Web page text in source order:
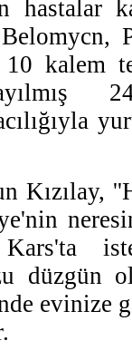
hastalar
kalem
Kızılay,
düzgün
evinize